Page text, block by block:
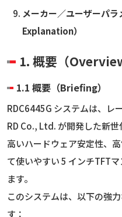
メーカー／ユーザーパ
Explanation）
1. 概要（
1.1 概要（Briefing）
RDC6445G システムは、レ
RD Co., Ltd. が開発した新世
高いハードウェア安定性、
て使いやすい 5 インチTFT
ます。
このシステムは、以下の強
す：